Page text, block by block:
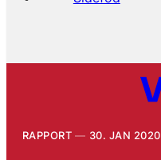
RAPPORT 30. JAN 2020